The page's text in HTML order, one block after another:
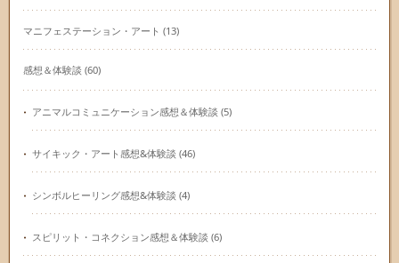
マニフェステーション・アート (13)
感想＆体験談 (60)
アニマルコミュニケーション感想＆体験談 (5)
サイキック・アート感想&体験談 (46)
シンボルヒーリング感想&体験談 (4)
スピリット・コネクション感想＆体験談 (6)